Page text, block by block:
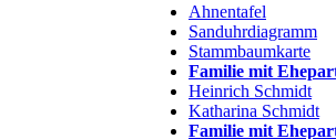
Ahnentafel
Sanduhrdiagramm
Stammbaumkarte
Familie mit
Heinrich Schmidt
Katharina Schmidt
Familie mit